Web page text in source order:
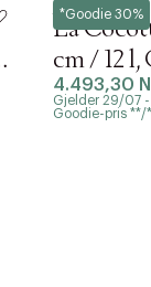
*Goodie 30%
Staub
La
cm / 12 l,
4.493,30
Gjelder 29/07
Goodie-pris **/